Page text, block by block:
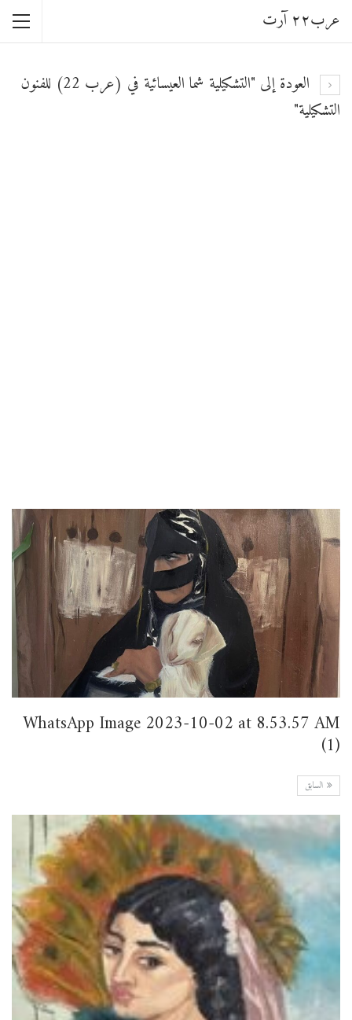
عرب٢٢ آرت
العودة إلى "التشكيلية شما العيسائية في (عرب 22) للفنون
التشكيلية"
WhatsApp Image 2023-10-02 at 8.53.57 AM
(1)
السابق